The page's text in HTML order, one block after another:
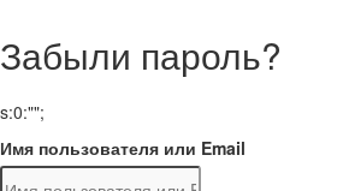
Забыли пароль?
s:0:"";
Имя пользователя или Email